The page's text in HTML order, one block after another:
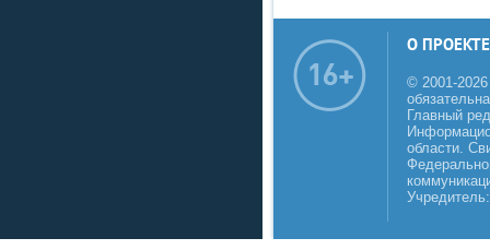
О ПРОЕКТЕ
© 2001-
Главный
области.